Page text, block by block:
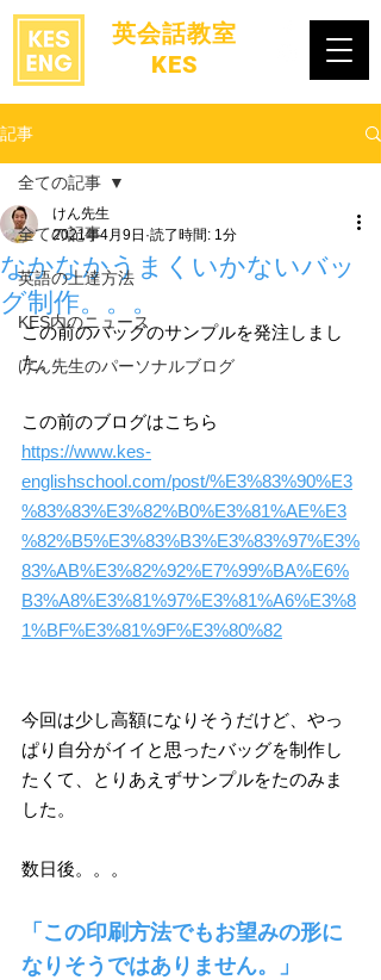
​英会話教室
KES
記事
全ての記事
英語の上達方法
KES内のニュース
けん先生のパーソナルブログ
全ての記事
なかなかうまくいかないバッ
グ制作。。。
けん先生
2021年4月9日 読了時間: 1分
この前のバッグのサンプルを発注しまし
た。
この前のブログはこちら
https://www.kes-
englishschool.com/post/%E3%83%90%E3
%83%83%E3%82%B0%E3%81%AE%E3
%82%B5%E3%83%B3%E3%83%97%E3%
83%AB%E3%82%92%E7%99%BA%E6%
B3%A8%E3%81%97%E3%81%A6%E3%8
1%BF%E3%81%9F%E3%80%82
今回は少し高額になりそうだけど、やっ
ぱり自分がイイと思ったバッグを制作し
たくて、とりあえずサンプルをたのみま
した。
数日後。。。
「この印刷方法でもお望みの形に
なりそうではありません。」